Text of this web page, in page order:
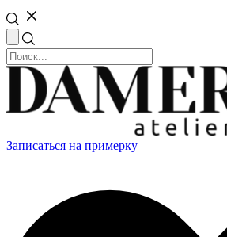
Записаться на примерку